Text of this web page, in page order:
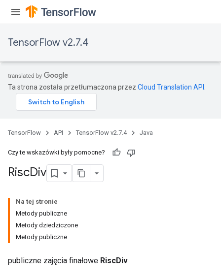
TensorFlow v2.7.4
Ta strona została przetłumaczona przez Cloud Translation API
TensorFlow API TensorFlow v2.7.4 Java
Czy te wskazówki były pomocne?
RiscDiv
Na tej stronie
Metody publiczne
Metody dziedziczone
Metody publiczne
publiczne zajęcia finałowe RiscDiv